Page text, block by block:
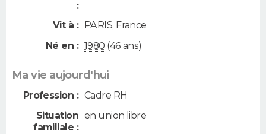
:
Vit à : PARIS, France
Né en : 1980 (46 ans)
Ma vie aujourd'hui
Profession : Cadre RH
Situation
familiale :
en union libre